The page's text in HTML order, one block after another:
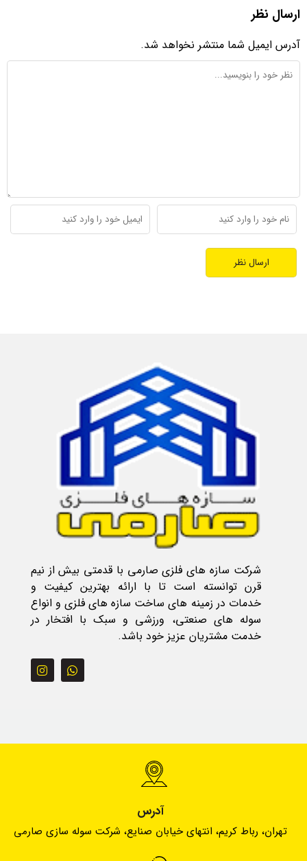
ارسال نظر
آدرس ایمیل شما منتشر نخواهد شد.
شرکت سازه های فلزی صارمی با قدمتی بیش از نیم
قرن توانسته است تا با ارائه بهترین کیفیت و
خدمات در زمینه های ساخت سازه های فلزی و انواع
سوله های صنعتی، ورزشی و سبک با افتخار در
خدمت مشتریان عزیز خود باشد.
آدرس
تهران، رباط کریم، انتهای خیابان صنایع، شرکت سوله سازی صارمی